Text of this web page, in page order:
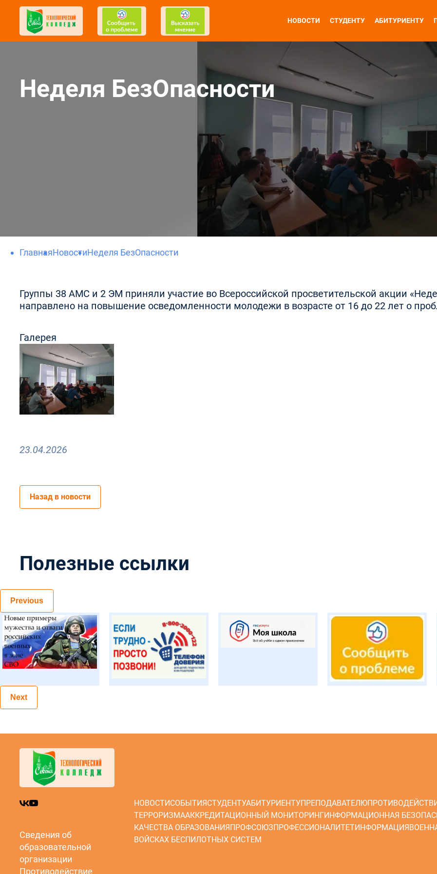
НОВОСТИ СТУДЕНТУ АБИТУРИЕНТУ
Неделя БезОпасности
ГлавнаяНовостиНеделя БезОпасности
Группы 38 АМС и 2 ЭМ приняли участие во Всероссийской просветительской акции
направлено на повышение осведомленности молодежи в возрасте от 16 до 22 лет о
Галерея
23.04.2026
Назад в новости
Полезные ссылки
Previous
Next
Сведения об
образовательной
организации
Противодействие
НОВОСТИСОБЫТИЯСТУДЕНТУАБИТУРИЕНТУПРЕПОДАВАТЕЛЮ
ТЕРРОРИЗМААККРЕДИТАЦИОННЫЙ МОНИТОРИНГИНФОРМАЦИОННАЯ
КАЧЕСТВА ОБРАЗОВАНИЯ ПРОФСОЮЗ ПРОФЕССИОНАЛИТЕТИНФОРМАЦИЯ
ВОЙСКАХ БЕСПИЛОТНЫХ СИСТЕМ